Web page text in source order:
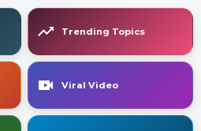
Trending Topics
Viral Video